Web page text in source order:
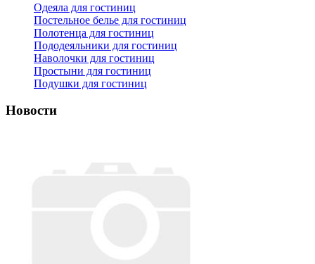
Одеяла для гостиниц
Постельное белье для гостиниц
Полотенца для гостиниц
Пододеяльники для гостиниц
Наволочки для гостиниц
Простыни для гостиниц
Подушки для гостиниц
Новости